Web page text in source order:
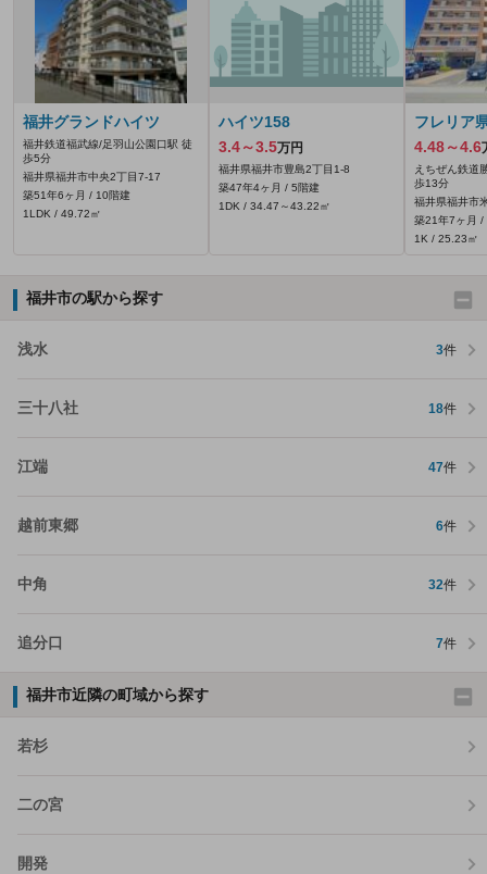
福井グランドハイツ
福井鉄道福武線/足羽山公園口駅 徒
歩5分
福井県福井市中央2丁目7-17
築51年6ヶ月 / 10階建
1LDK / 49.72㎡
ハイツ158
3.4～3.5万円
福井県福井市豊島2丁目1-8
築47年4ヶ月 / 5階建
1DK / 34.47～43.22㎡
フレリア
4.48～4.6
えちぜん鉄道
歩13分
福井県福井市
築21年7ヶ月 /
1K / 25.23㎡
福井市の駅から探す
浅水 3件
三十八社 18件
江端 47件
越前東郷 6件
中角 32件
追分口 7件
福井市近隣の町域から探す
若杉
二の宮
開発